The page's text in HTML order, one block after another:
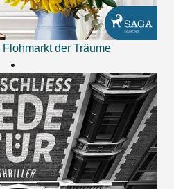
Flohmarkt der Träume